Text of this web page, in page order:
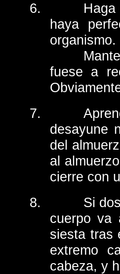
haya
organismo.
fuese a
desayune
del
al
cierre con
Si
cuerpo va
siesta tras
extremo
cabeza, y